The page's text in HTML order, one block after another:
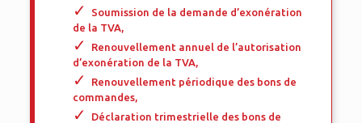
Soumission de la demande d’exonération
de la TVA,
Renouvellement annuel de l’autorisation
d’exonération de la TVA,
Renouvellement périodique des bons de
commandes,
Déclaration trimestrielle des bons de